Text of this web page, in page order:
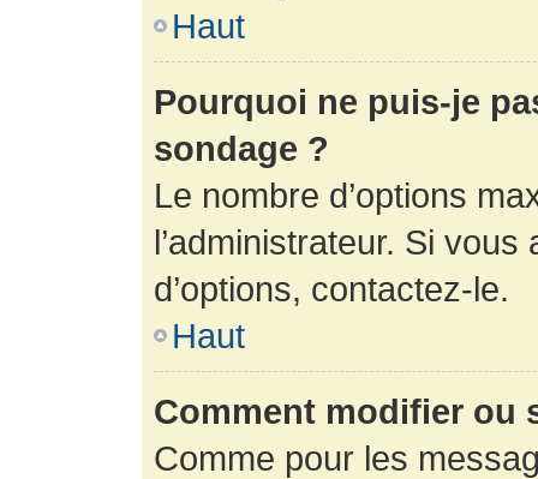
Haut
Pourquoi ne puis-je
sondage ?
Le nombre d’options
l’administrateur. Si
d’options, contactez-le.
Haut
Comment modifier ou
Comme pour les